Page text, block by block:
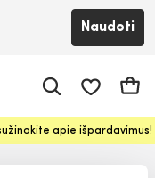
Naudoti
apie išpardavimus!